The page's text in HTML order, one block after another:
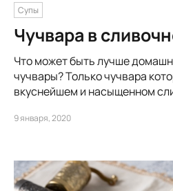
Супы
Чучвара в
Что может быть лучше
чучвары? Только чучвара
вкуснейшем и насыщенном
9 января, 2020